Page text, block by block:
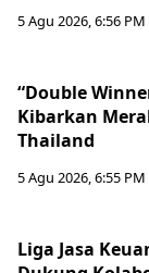
5 Agu 2026, 6:56 PM
“Double
Kibarkan
Thailand
5 Agu 2026, 6:55 PM
Liga Jasa